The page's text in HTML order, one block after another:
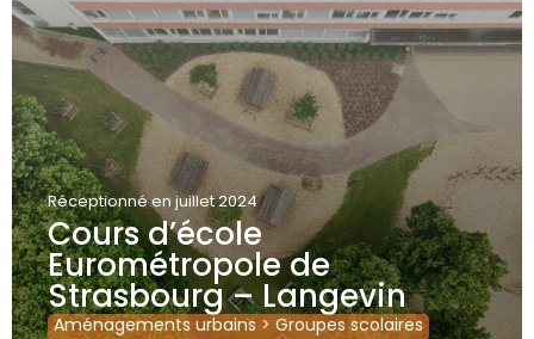
Réceptionnéen juillet 2024
Cours d’école
Eurométropole de
Strasbourg – Langevin
Aménagements urbains > Groupes scolaires